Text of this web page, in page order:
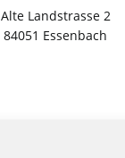
Alte Landstrasse 2
84051 Essenbach